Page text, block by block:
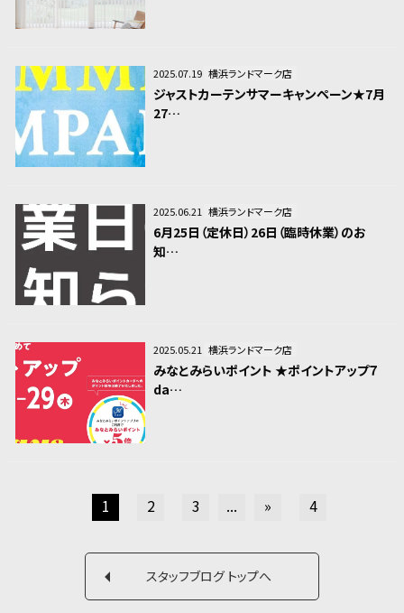
2025.07.19 横浜ランドマーク店
ジャストカーテンサマーキャンペーン★7月
27…
2025.06.21 横浜ランドマーク店
6月25日（定休日）26日（臨時休業）のお
知…
2025.05.21 横浜ランドマーク店
みなとみらいポイント ★ポイントアップ７
da…
1 2 3 ... » 4
スタッフブログ トップへ